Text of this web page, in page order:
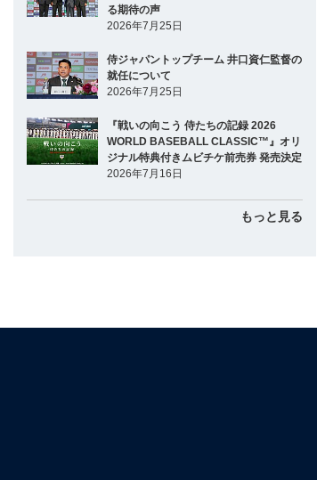
る期待の声
2026年7月25日
侍ジャパントップチーム 井口資仁監督の
就任について
2026年7月25日
『戦いの向こう 侍たちの記録 2026
WORLD BASEBALL CLASSIC™』オリ
ジナル特典付きムビチケ前売券 発売決定
2026年7月16日
もっと見る